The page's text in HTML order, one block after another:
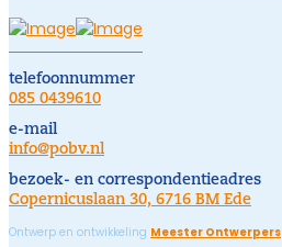
telefoonnummer
085 0439610
e-mail
info@pobv.nl
bezoek- en correspondentieadres
Copernicuslaan 30, 6716 BM Ede
Ontwerp en ontwikkeling Meester Ontwerpers